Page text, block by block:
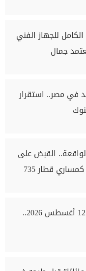
للجهاز الفني
جمال
في مصر.. استقرار
القبض على
المتهم بالتـعـدي على كمساري قطار 735
كسوف كلي للشمس 12 أغسطس 2026..